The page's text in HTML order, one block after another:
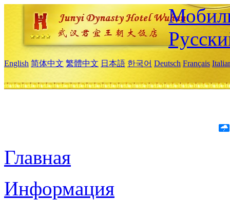
English 简体中文 繁體中文 日本語 한국어 Deutsch Français
Главная
Информация